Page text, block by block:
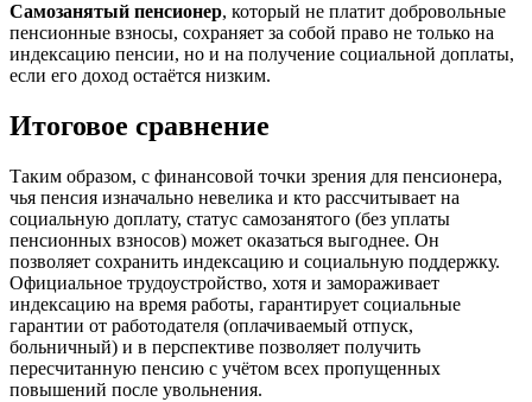
Самозанятый пенсионер, который не платит добровольные
пенсионные взносы, сохраняет за собой право не только на
индексацию пенсии, но и на получение социальной доплаты,
если его доход остаётся низким.
Итоговое сравнение
Таким образом, с финансовой точки зрения для пенсионера,
чья пенсия изначально невелика и кто рассчитывает на
социальную доплату, статус самозанятого (без уплаты
пенсионных взносов) может оказаться выгоднее. Он
позволяет сохранить индексацию и социальную поддержку.
Официальное трудоустройство, хотя и замораживает
индексацию на время работы, гарантирует социальные
гарантии от работодателя (оплачиваемый отпуск,
больничный) и в перспективе позволяет получить
пересчитанную пенсию с учётом всех пропущенных
повышений после увольнения.